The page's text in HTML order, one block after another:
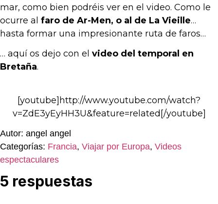
mar, como bien podréis ver en el video. Como le
ocurre al faro de Ar-Men, o al de La Vieille…
hasta formar una impresionante ruta de faros…
… aquí os dejo con el video del temporal en
Bretaña.
[youtube]http://www.youtube.com/watch?
v=ZdE3yEyHH3U&feature=related[/youtube]
Autor: angel angel
Categorías: Francia, Viajar por Europa, Videos
espectaculares
5 respuestas